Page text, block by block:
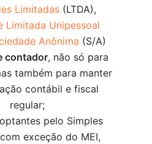
Limitadas (LTDA),
Limitada Unipessoal
Anônima (S/A)
contador, não só para
também para manter
contábil e fiscal
regular;
pelo Simples
exceção do MEI,